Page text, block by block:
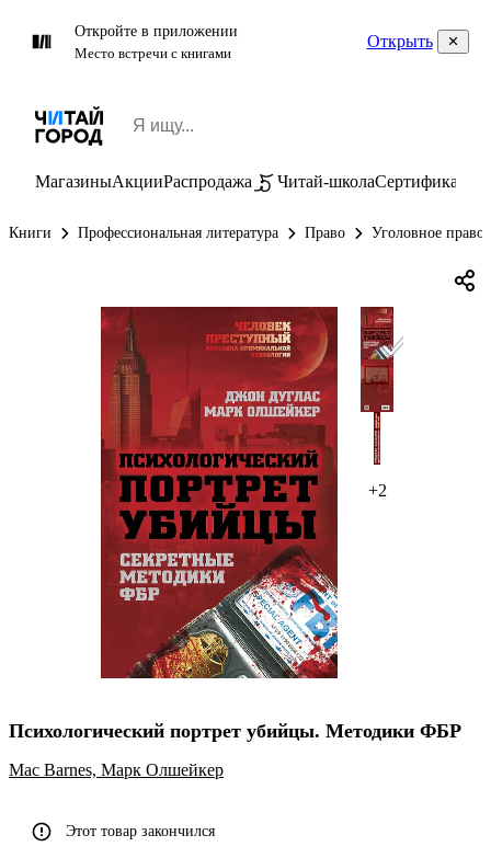
Откройте в приложении
Место встречи с книгами
Открыть
МагазиныАкцииРаспродажа Читай-школаСертификаты
Книги Профессиональная литература Право Уголовное
+2
Психологический портрет убийцы. Методики ФБР
Mac Barnes, Марк Олшейкер
Этот товар закончился